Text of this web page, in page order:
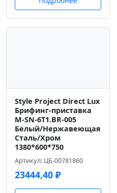
Style Project Direct Lux
Брифинг-приставка
M-SN-6T1.BR-005
Белый/Нержавеющая
Сталь/Хром
1380*600*750
Артикул: ЦБ-00781860
23444,40 ₽